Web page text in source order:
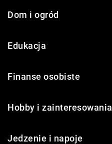
Dom i ogród
Edukacja
Finanse osobiste
Hobby i zainteresowania
Jedzenie i napoje